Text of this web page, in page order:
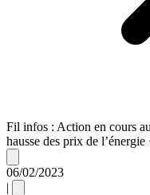
Fil infos : Action en cours
hausse des prix de
06/02/2023
|